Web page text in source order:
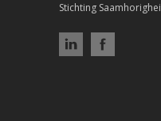
Stichting